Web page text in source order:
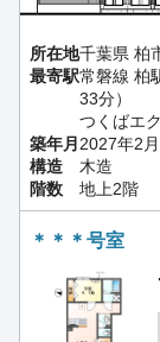
所在地千葉県 柏
最寄駅常磐線 柏
33分）
つくばエ
築年月 2027年2月
構造
木造
階数
地上2階
＊＊＊号室